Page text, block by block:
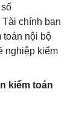
chính ban
toán nội bộ
nghiệp kiểm
kiểm toán